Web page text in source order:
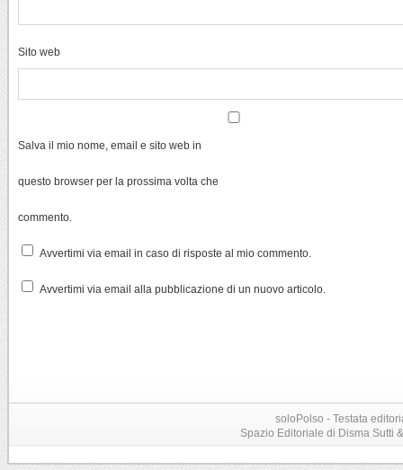
Sito web
Salva il mio nome, email e sito web in
questo browser per la prossima volta che
commento.
Avvertimi via email in caso di risposte al mio commento.
Avvertimi via email alla pubblicazione di un nuovo articolo.
soloPolso - Testata
Spazio Editoriale di Disma Sutti